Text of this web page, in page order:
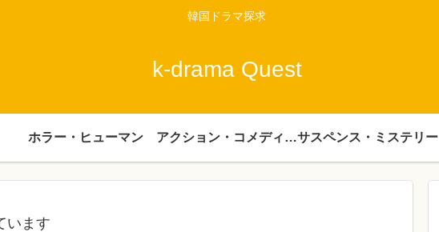
韓国ドラマ探求
k-drama Quest
ホラー・ヒューマン アクション・コメディー・時代劇サスペンス・ミステリー
います